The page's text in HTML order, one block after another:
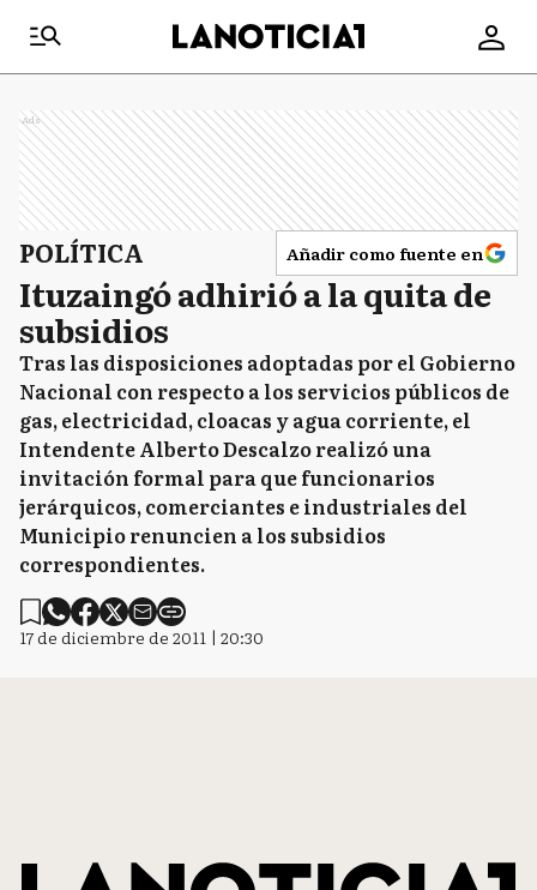
Ads
POLÍTICA Añadir como fuente en
Ituzaingó adhirió a la quita de
subsidios
Tras las disposiciones adoptadas por el Gobierno
Nacional con respecto a los servicios públicos de
gas, electricidad, cloacas y agua corriente, el
Intendente Alberto Descalzo realizó una
invitación formal para que funcionarios
jerárquicos, comerciantes e industriales del
Municipio renuncien a los subsidios
correspondientes.
17 de diciembre de 2011 | 20:30